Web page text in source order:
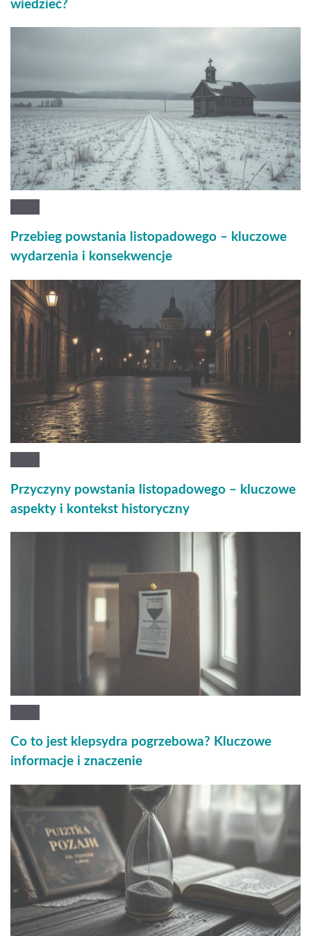
wiedzieć?
Przebieg powstania listopadowego – kluczowe
wydarzenia i konsekwencje
Przyczyny powstania listopadowego – kluczowe
aspekty i kontekst historyczny
Co to jest klepsydra pogrzebowa? Kluczowe
informacje i znaczenie